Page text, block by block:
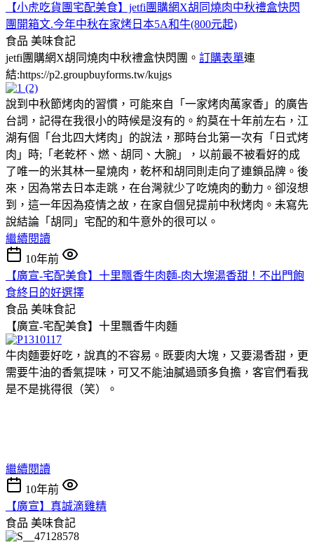
【小虎吃貨團宅配美食】jetfi團購網X胡同燒肉中秋禮盒快閃
團開箱文.今年中秋在家烤日本5A和牛(800元起)
食品 美味食記
jetfi團購網X胡同燒肉中秋禮盒快閃團。 訂購表單連
結:https://p2.groupbuyforms.tw/kujgs
說到中秋節烤肉的習慣，可能來自「一家烤肉萬家香」的廣告
台詞，記得在我很小的時候是沒有的。約莫在十年前左右，江
湖有個「台北四大烤肉」的說法，那時台北第一次有「日式烤
肉」時;「老乾杯、燃、胡同、大腕」，以前最不被看好的成
了唯一的米其林一星燒肉，乾杯和胡同則走向了連鎖品牌。後
來，因為常去日本走跳，在台灣就少了吃燒肉的動力。卻沒想
到，這一年因為疫情之故，在家自個兒提前中秋烤肉。未寫先
說結論「胡同」宅配的和牛意外的很可以。
繼續閱讀
10年前
【廣宣-宅配美食】十里飄香牛肉麵-肉大塊湯香甜！不出門飽
食終日的好選擇
食品 美味食記
【廣宣-宅配美食】十里飄香牛肉麵
牛肉麵要好吃，說真的不容易。既要肉大塊，又要湯香甜，更
需要牛油的香氣提味，可又不能油膩過頭多負擔，客官們看我
是不是挑得很（笑）。
繼續閱讀
10年前
【廣宣】真誠滴雞精
食品 美味食記